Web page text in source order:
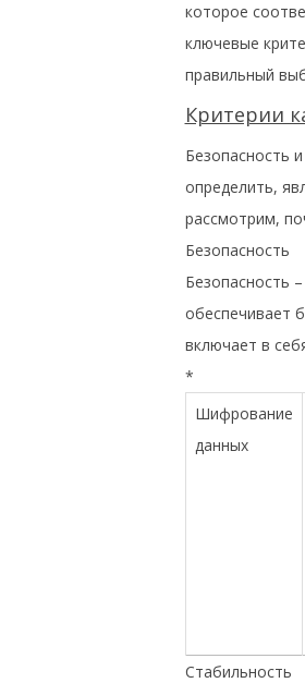
которое
ключевые
правильный
Критерии
Безопасность
определить,
рассмотрим,
Безопасность
Безопасность
обеспечивает
включает в
*
Шифрование
данных
Стабильность